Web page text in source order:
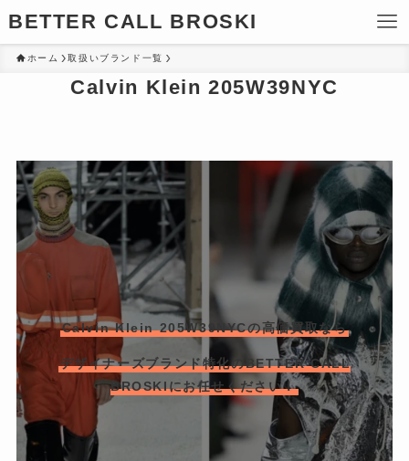
BETTER CALL BROSKI
ホーム 取扱いブランド一覧
Calvin Klein 205W39NYC
Calvin Klein 205W39NYCの高価買取なら
デザイナーズブランド特化のBETTER CALL
BROSKIにお任せください！